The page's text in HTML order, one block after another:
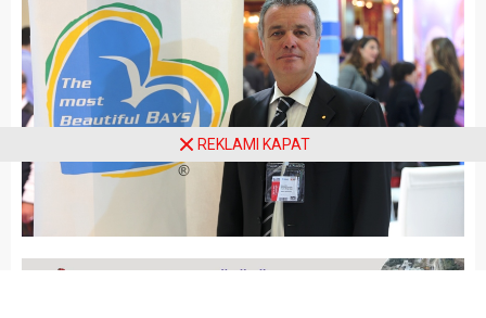
REKLAMI KAPAT